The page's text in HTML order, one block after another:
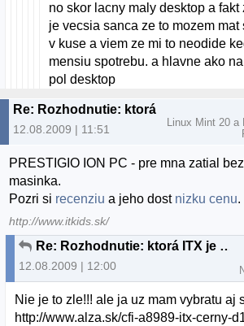
no skor lacny maly desktop a
je vecsia sanca ze to mozem mat
v kuse a viem ze mi to neodide
mensiu spotrebu. a hlavne ako
pol desktop
12.08.2009 | 11:51
Linux Mint 20 a
PRESTIGIO ION PC - pre mna zatial
masinka.
Pozri si recenziu a jeho dost nizku cenu.
http://www.itkids.sk/
Re: Rozhodnutie: ktorá ITX je lepsia
12.08.2009 | 12:00
Nie je to zle!!! ale ja uz mam vybratu aj
http://www.alza.sk/cfi-a8989-itx-cerny-